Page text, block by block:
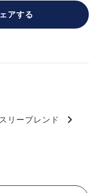
アする
リーブレンド